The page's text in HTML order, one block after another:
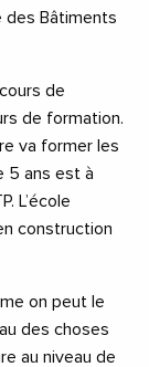
des Bâtiments
de
de formation.
va former les
5 ans est à
L’école
construction
on peut le
des choses
au niveau de